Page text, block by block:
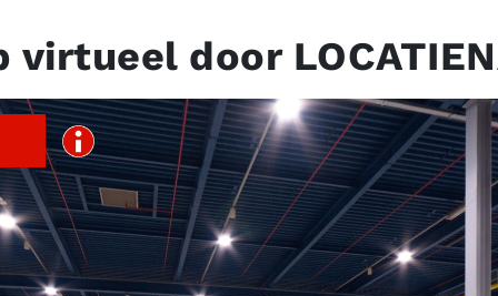
virtueel door